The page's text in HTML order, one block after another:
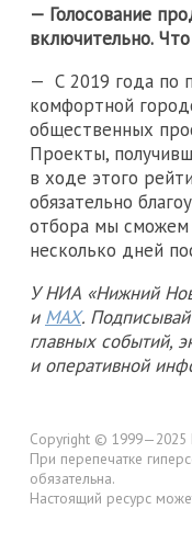
— Голосование
включительно.
— С 2019 года по
комфортной
общественных
Проекты,
в ходе этого
обязательно
отбора мы
несколько дней
У НИА «Нижний
и MAX.
главных событий,
и оперативной
Copyright ©
При перепечатке
обязательна.
Настоящий ресурс